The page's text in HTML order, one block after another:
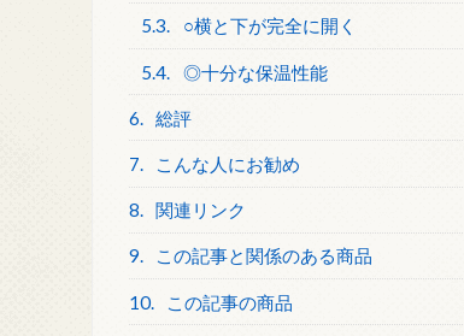
5.3. ○横と下が完全に開く
5.4. ◎十分な保温性能
6. 総評
7. こんな人にお勧め
8. 関連リンク
9. この記事と関係のある商品
10. この記事の商品